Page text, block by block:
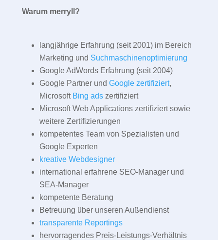
Warum merryll?
langjährige Erfahrung (seit 2001) im Bereich
Marketing und Suchmaschinenoptimierung
Google AdWords Erfahrung (seit 2004)
Google Partner und Google zertifiziert,
Microsoft Bing adszertifiziert
Microsoft Web Applications zertifiziert sowie
weitere Zertifizierungen
kompetentes Team von Spezialisten und
Google Experten
kreative Webdesigner
international erfahrene SEO-Manager und
SEA-Manager
kompetente Beratung
Betreuung über unseren Außendienst
transparente Reportings
hervorragendes Preis-Leistungs-Verhältnis